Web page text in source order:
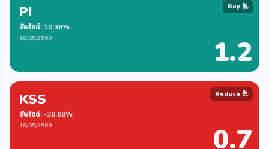
Buy
PI
อัพไซด์: 10.38%
18/05/2569 1.2
Reduce
KSS
อัพไซด์: -38.68%
18/05/2569 0.7